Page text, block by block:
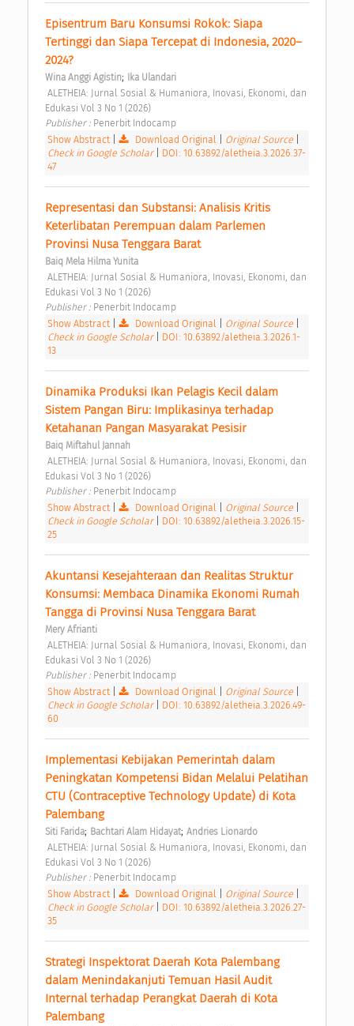
Episentrum Baru Konsumsi Rokok: Siapa
Tertinggi dan Siapa Tercepat di Indonesia, 2020–
2024?
Wina Anggi Agistin; Ika Ulandari
Edukasi Vol 3 No 1 (2026)
Publisher : Penerbit Indocamp
Show Abstract| Download Original Original Source
Check in Google Scholar
DOI: 10.63892/aletheia.3.2026.37-
47
Representasi dan Substansi: Analisis Kritis
Keterlibatan Perempuan dalam Parlemen
Provinsi Nusa Tenggara Barat
Baiq Mela Hilma Yunita
Edukasi Vol 3 No 1 (2026)
Publisher : Penerbit Indocamp
Show Abstract| Download Original Original Source
Check in Google Scholar
DOI: 10.63892/aletheia.3.2026.1-
13
Dinamika Produksi Ikan Pelagis Kecil dalam
Sistem Pangan Biru: Implikasinya terhadap
Ketahanan Pangan Masyarakat Pesisir
Baiq Miftahul Jannah
Edukasi Vol 3 No 1 (2026)
Publisher : Penerbit Indocamp
Show Abstract| Download Original Original Source
Check in Google Scholar
DOI: 10.63892/aletheia.3.2026.15-
25
Akuntansi Kesejahteraan dan Realitas Struktur
Konsumsi: Membaca Dinamika Ekonomi Rumah
Tangga di Provinsi Nusa Tenggara Barat
Mery Afrianti
Edukasi Vol 3 No 1 (2026)
Publisher : Penerbit Indocamp
Show Abstract| Download Original Original Source
Check in Google Scholar
DOI: 10.63892/aletheia.3.2026.49-
60
Implementasi Kebijakan Pemerintah dalam
Peningkatan Kompetensi Bidan Melalui Pelatihan
CTU (Contraceptive Technology Update) di Kota
Palembang
Siti Farida; Bachtari Alam Hidayat; Andries Lionardo
Edukasi Vol 3 No 1 (2026)
Publisher : Penerbit Indocamp
Show Abstract| Download Original Original Source
Check in Google Scholar
DOI: 10.63892/aletheia.3.2026.27-
35
Strategi Inspektorat Daerah Kota Palembang
dalam Menindakanjuti Temuan Hasil Audit
Internal terhadap Perangkat Daerah di Kota
Palembang